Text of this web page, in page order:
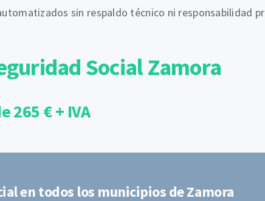
sin respaldo técnico ni responsabilidad
Social Zamora
265 € + IVA
en todos los municipios de Zamora